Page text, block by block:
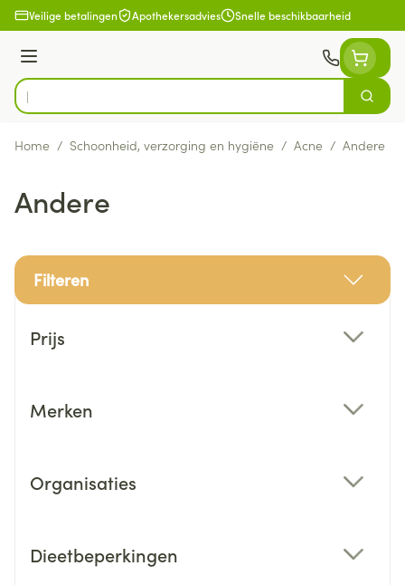
Ga naar de inhoud
Veilige betalingen Apothekersadvies Snelle beschikbaarheid
Menu
Product, merk, categorie...
Zoek
Home / Schoonheid, verzorging en hygiëne / Acne / Andere
Andere
Filteren
Prijs
Merken
Organisaties
Dieetbeperkingen